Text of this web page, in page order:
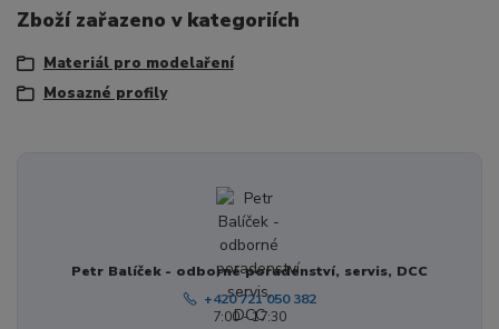
Zboží zařazeno v kategoriích
Materiál pro modelaření
Mosazné profily
Petr Balíček - odborné poradenství, servis, DCC
+420 721 050 382
7:00 - 17:30